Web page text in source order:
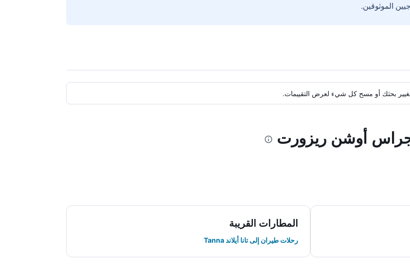
بحثك أو مسح كل شيء لعرض التقييمات.
جراس أوشن ريزورت
المطارات القريبة
رحلات طيران إلى تانا أيلاند Tanna